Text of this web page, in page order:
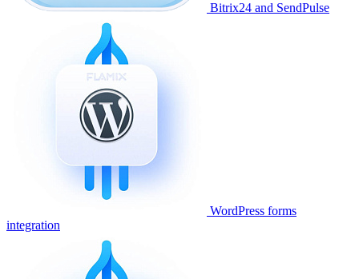
Bitrix24 and SendPulse
WordPress forms
integration